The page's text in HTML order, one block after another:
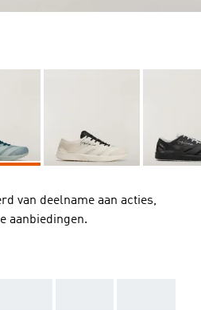
van deelname aan acties,
aanbiedingen.